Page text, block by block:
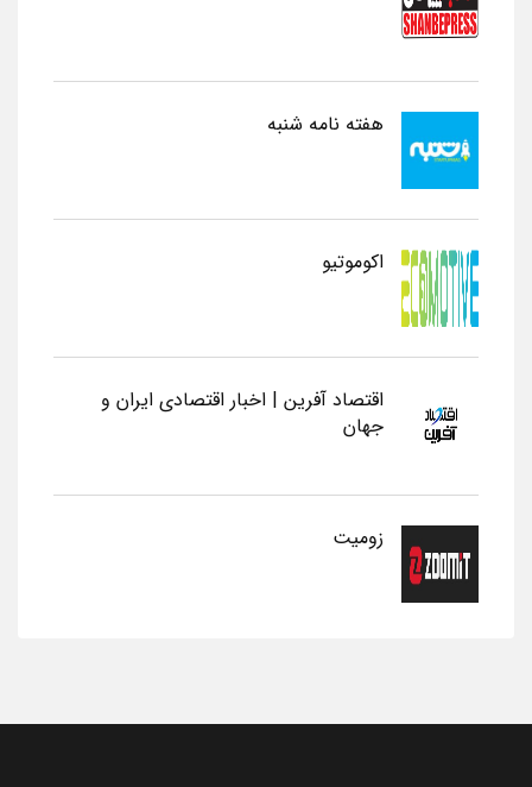
هفته نامه شنبه
اکوموتیو
اقتصاد آفرین | اخبار اقتصادی ایران و
جهان
زومیت